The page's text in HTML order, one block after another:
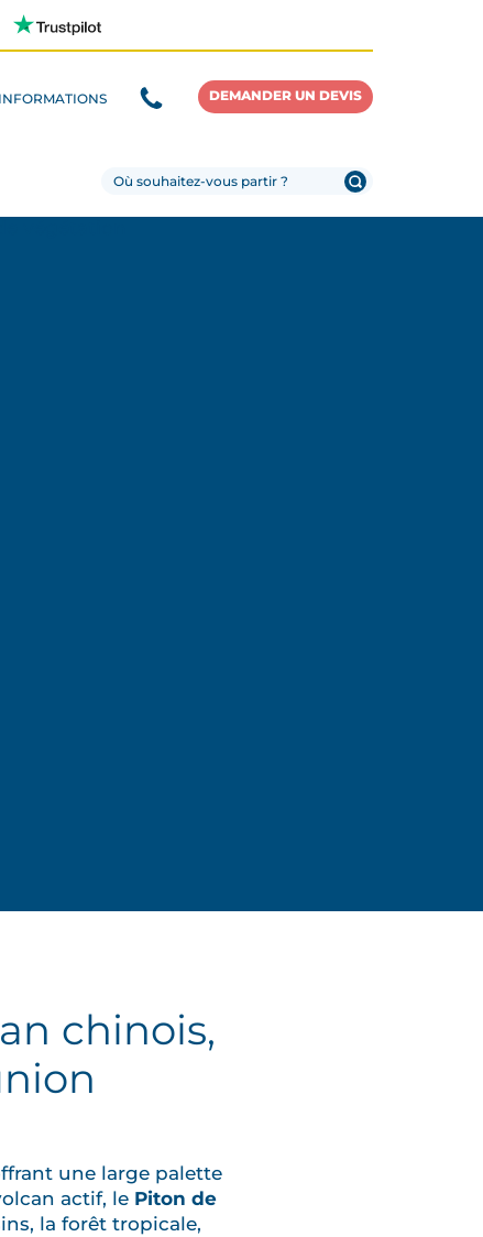
INFORMATIONS DEMANDER UN DEVIS
chinois,
une large palette
actif, le Piton de
la forêt tropicale,